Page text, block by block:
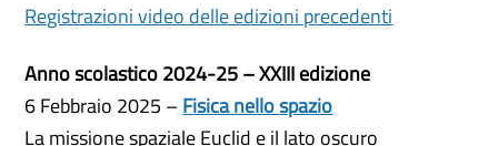
Registrazioni video delle edizioni precedenti
Anno scolastico 2024-25 – XXIII edizione
6 Febbraio 2025 –Fisica nello spazio
La missione spaziale Euclid e il lato oscuro